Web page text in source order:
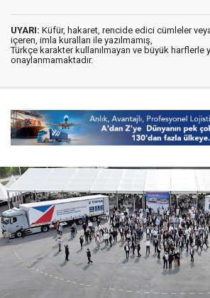
UYARI: Küfür, hakaret, rencide edici cümleler
içeren, imla kuralları ile yazılmamış,
Türkçe karakter kullanılmayan ve büyük harflerle
onaylanmamaktadır.